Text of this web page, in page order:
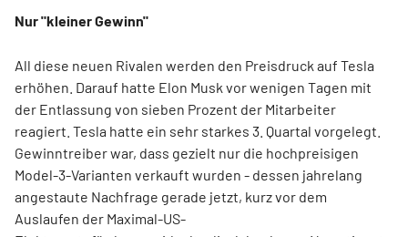
Nur "kleiner Gewinn"
All diese neuen Rivalen werden den Preisdruck auf Tesla
erhöhen. Darauf hatte Elon Musk vor wenigen Tagen mit
der Entlassung von sieben Prozent der Mitarbeiter
reagiert. Tesla hatte ein sehr starkes 3. Quartal vorgelegt.
Gewinntreiber war, dass gezielt nur die hochpreisigen
Model-3-Varianten verkauft wurden - dessen jahrelang
angestaute Nachfrage gerade jetzt, kurz vor dem
Auslaufen der Maximal-US-